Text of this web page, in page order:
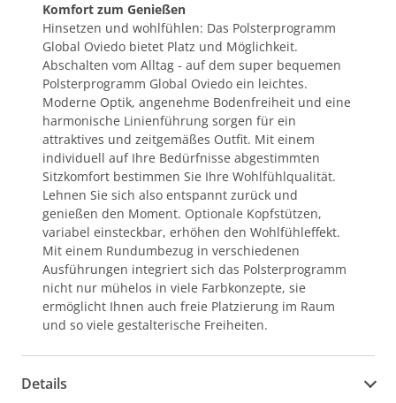
Komfort zum Genießen
Hinsetzen und wohlfühlen: Das Polsterprogramm
Global Oviedo bietet Platz und Möglichkeit.
Abschalten vom Alltag - auf dem super bequemen
Polsterprogramm Global Oviedo ein leichtes.
Moderne Optik, angenehme Bodenfreiheit und eine
harmonische Linienführung sorgen für ein
attraktives und zeitgemäßes Outfit. Mit einem
individuell auf Ihre Bedürfnisse abgestimmten
Sitzkomfort bestimmen Sie Ihre Wohlfühlqualität.
Lehnen Sie sich also entspannt zurück und
genießen den Moment. Optionale Kopfstützen,
variabel einsteckbar, erhöhen den Wohlfühleffekt.
Mit einem Rundumbezug in verschiedenen
Ausführungen integriert sich das Polsterprogramm
nicht nur mühelos in viele Farbkonzepte, sie
ermöglicht Ihnen auch freie Platzierung im Raum
und so viele gestalterische Freiheiten.
Details